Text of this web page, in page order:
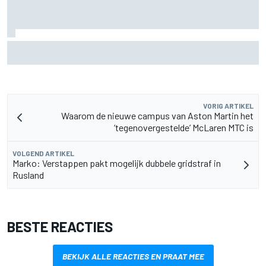
VORIG ARTIKEL
Waarom de nieuwe campus van Aston Martin het
‘tegenovergestelde’ McLaren MTC is
VOLGEND ARTIKEL
Marko: Verstappen pakt mogelijk dubbele gridstraf in
Rusland
BESTE REACTIES
BEKIJK ALLE REACTIES EN PRAAT MEE